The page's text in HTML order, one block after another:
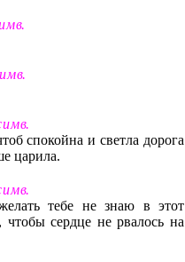
м в.
м в.
и м в.
спокойна и светла дорога
царила.
и м в.
тебе не знаю в этот
сердце не рвалось на